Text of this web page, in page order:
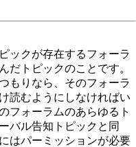
ックが存在するフォーラ
だトピックのことです。
もりなら、そのフォーラ
読むようにしなければい
フォーラムのあらゆるト
バル告知トピックと同
はパーミッションが必要